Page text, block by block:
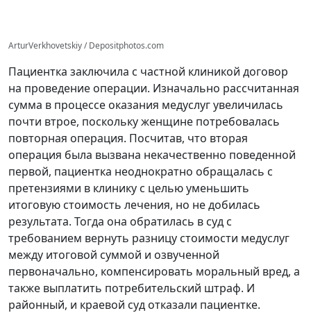
ArturVerkhovetskiy / Depositphotos.com
Пациентка заключила с частной клиникой договор
на проведение операции. Изначально рассчитанная
сумма в процессе оказания медуслуг увеличилась
почти втрое, поскольку женщине потребовалась
повторная операция. Посчитав, что вторая
операция была вызвана некачественно поведенной
первой, пациентка неоднократно обращалась с
претензиями в клинику с целью уменьшить
итоговую стоимость лечения, но не добилась
результата. Тогда она обратилась в суд с
требованием вернуть разницу стоимости медуслуг
между итоговой суммой и озвученной
первоначально, компенсировать моральный вред, а
также выплатить потребительский штраф. И
районный, и краевой суд отказали пациентке.